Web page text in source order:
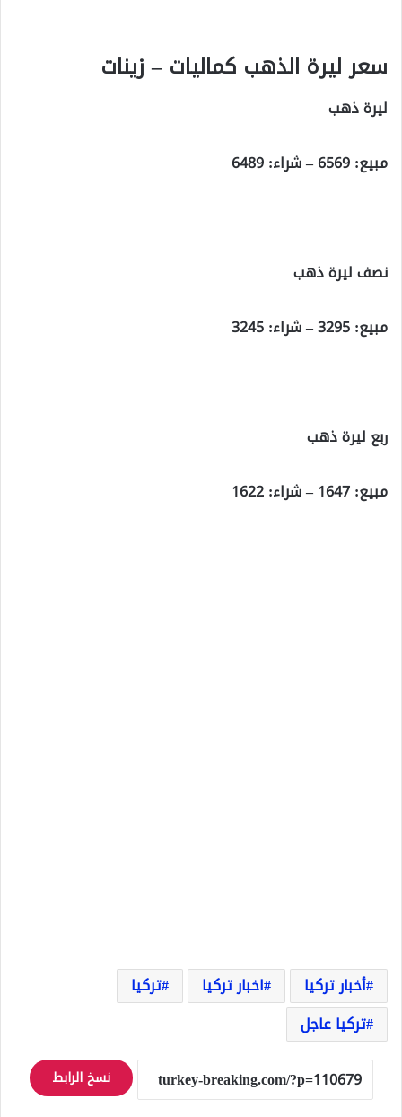
سعر ليرة الذهب كماليات – زينات
ليرة ذهب
مبيع: 6569 – شراء: 6489
نصف ليرة ذهب
مبيع: 3295 – شراء: 3245
ربع ليرة ذهب
مبيع: 1647 – شراء: 1622
أخبار تركيا اخبار تركيا
تركيا
تركيا عاجل
نسخ الرابط